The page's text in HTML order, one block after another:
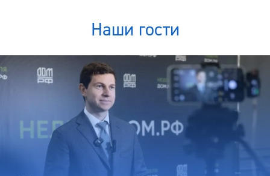
Наши гости